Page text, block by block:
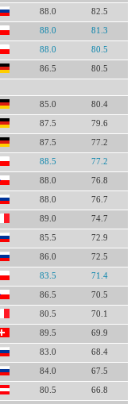
88.0 82.5
88.0 81.3
88.0 80.5
86.5 80.5
85.0 80.4
87.5 79.6
87.5 77.2
88.5 77.2
88.0 76.8
88.0 76.7
89.0 74.7
85.5 72.9
86.0 72.5
83.5 71.4
86.5 70.5
80.5 70.1
89.5 69.9
83.0 68.4
84.0 67.5
80.5 66.8